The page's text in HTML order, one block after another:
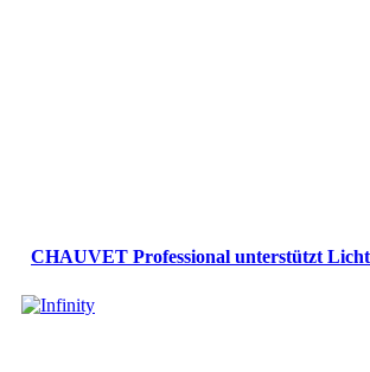
CHAUVET Professional unterstützt